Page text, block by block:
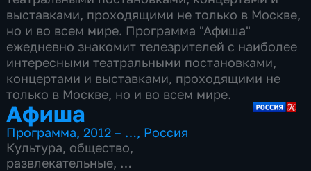
выставками, проходящими не только в Москве,
но и во всем мире. Программа "Афиша"
ежедневно знакомит телезрителей с наиболее
интересными театральными постановками,
концертами и выставками, проходящими не
только в Москве, но и во всем мире.
Афиша
Программа,2012 – …, Россия
Культура, общество,
развлекательные,